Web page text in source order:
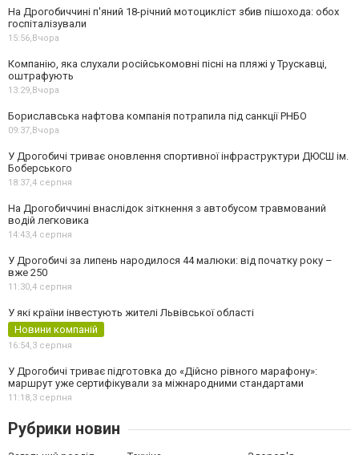
На Дрогобиччині п'яний 18-річний мотоцикліст збив пішохода: обох
госпіталізували
15:56,Вчора
Компанію, яка слухали російськомовні пісні на пляжі у Трускавці,
оштрафують
13:29,Вчора
Бориславська нафтова компанія потрапила під санкції РНБО
09:37,Вчора
У Дрогобичі триває оновлення спортивної інфраструктури ДЮСШ ім.
Боберського
18:37,4 серпня
На Дрогобиччині внаслідок зіткнення з автобусом травмований
водій легковика
14:43,4 серпня
У Дрогобичі за липень народилося 44 малюки: від початку року –
вже 250
11:30,4 серпня
У які країни інвестують жителі Львівської області
Новини компаній
16:54,3 серпня
У Дрогобичі триває підготовка до «Дійсно рівного марафону»:
маршрут уже сертифікували за міжнародними стандартами
11:18,3 серпня
Рубрики новин